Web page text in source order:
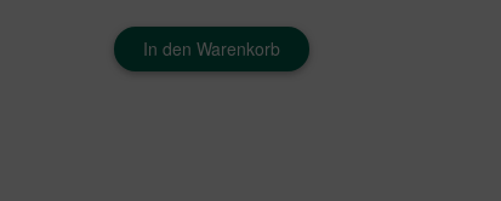
In den Warenkorb